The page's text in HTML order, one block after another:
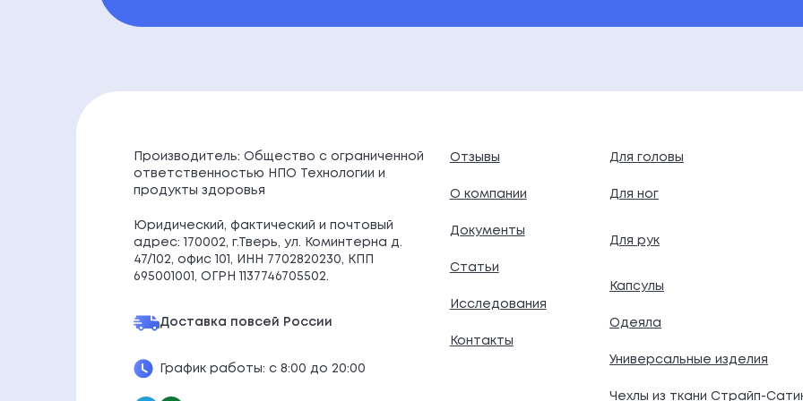
Производитель: Общество с ограниченной
ответственностью НПО Технологии и
продукты здоровья
Юридический, фактический и почтовый
адрес: 170002, г.Тверь, ул. Коминтерна д.
47/102, офис 101, ИНН 7702820230, КПП
695001001, ОГРН 1137746705502.
Доставка повсей России
График работы: с 8:00 до 20:00
Отзывы
О компании
Документы
Статьи
Исследования
Контакты
Для головы
Для ног
Для рук
Капсулы
Одеяла
Универсальные изделия
Чехлы из ткани Страйп-